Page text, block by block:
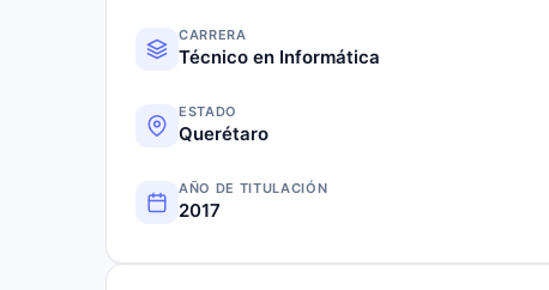
CARRERA
Técnico en Informática
ESTADO
Querétaro
AÑO DE TITULACIÓN
2017